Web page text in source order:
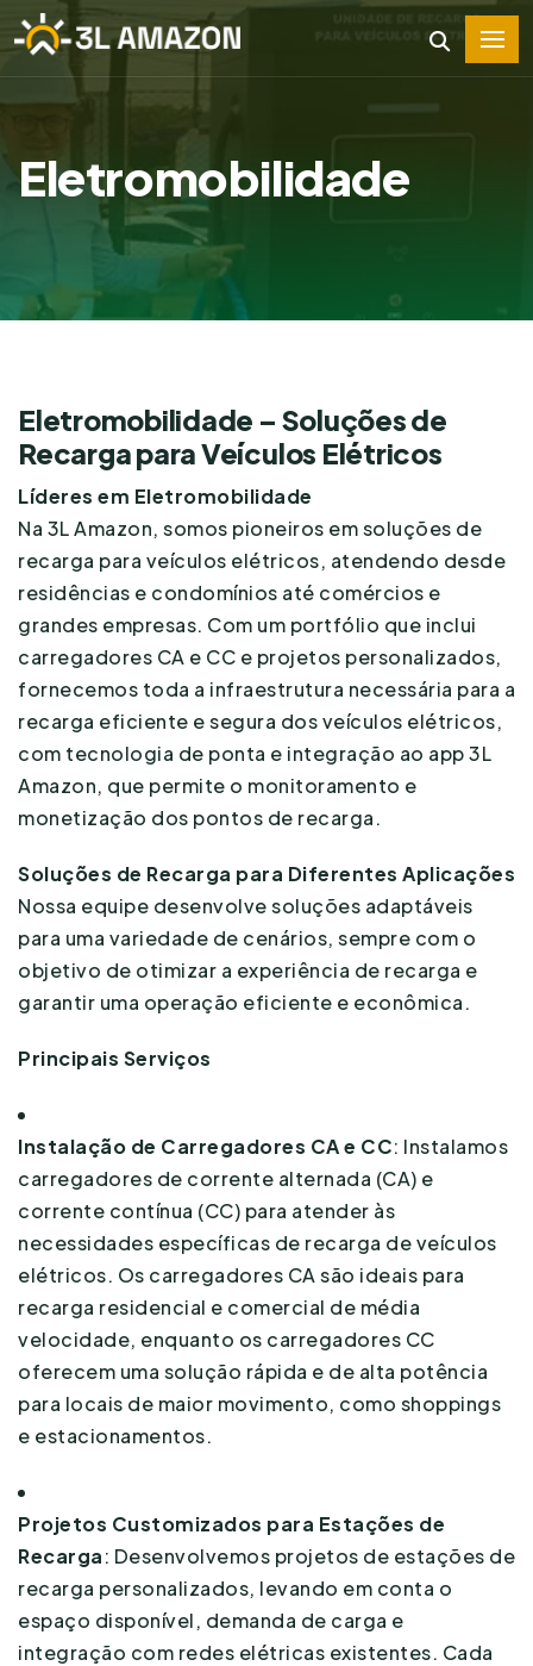
Eletromobilidade
Eletromobilidade – Soluções de
Recarga para Veículos Elétricos
Líderes em Eletromobilidade
Na 3L Amazon, somos pioneiros em soluções de
recarga para veículos elétricos, atendendo desde
residências e condomínios até comércios e
grandes empresas. Com um portfólio que inclui
carregadores CA e CC e projetos personalizados,
fornecemos toda a infraestrutura necessária para a
recarga eficiente e segura dos veículos elétricos,
com tecnologia de ponta e integração ao app 3L
Amazon, que permite o monitoramento e
monetização dos pontos de recarga.
Soluções de Recarga para Diferentes Aplicações
Nossa equipe desenvolve soluções adaptáveis
para uma variedade de cenários, sempre com o
objetivo de otimizar a experiência de recarga e
garantir uma operação eficiente e econômica.
Principais Serviços
Instalação de Carregadores CA e CC: Instalamos
carregadores de corrente alternada (CA) e
corrente contínua (CC) para atender às
necessidades específicas de recarga de veículos
elétricos. Os carregadores CA são ideais para
recarga residencial e comercial de média
velocidade, enquanto os carregadores CC
oferecem uma solução rápida e de alta potência
para locais de maior movimento, como shoppings
e estacionamentos.
Projetos Customizados para Estações de
Recarga: Desenvolvemos projetos de estações de
recarga personalizados, levando em conta o
espaço disponível, demanda de carga e
integração com redes elétricas existentes. Cada